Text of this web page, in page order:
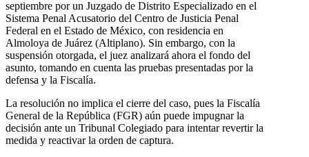
septiembre por un Juzgado de Distrito Especializado en el
Sistema Penal Acusatorio del Centro de Justicia Penal
Federal en el Estado de México, con residencia en
Almoloya de Juárez (Altiplano). Sin embargo, con la
suspensión otorgada, el juez analizará ahora el fondo del
asunto, tomando en cuenta las pruebas presentadas por la
defensa y la Fiscalía.
La resolución no implica el cierre del caso, pues la Fiscalía
General de la República (FGR) aún puede impugnar la
decisión ante un Tribunal Colegiado para intentar revertir la
medida y reactivar la orden de captura.